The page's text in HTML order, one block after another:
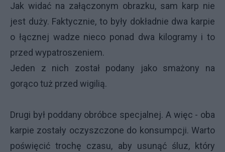
Jak widać na załączonym obrazku, sam karp nie
jest duży. Faktycznie, to były dokładnie dwa karpie
o łącznej wadze nieco ponad dwa kilogramy i to
przed wypatroszeniem.
Jeden z nich został podany jako smażony na
gorąco tuż przed wigilią.
Drugi był poddany obróbce specjalnej. A więc - oba
karpie zostały oczyszczone do konsumpcji. Warto
poświęcić trochę czasu, aby usunąć śluz, który